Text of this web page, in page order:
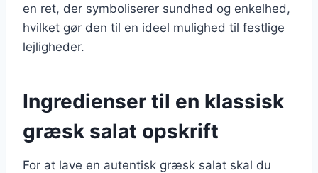
en ret, der symboliserer sundhed og enkelhed,
hvilket gør den til en ideel mulighed til festlige
lejligheder.
Ingredienser til en klassisk
græsk salat opskrift
For at lave en autentisk græsk salat skal du